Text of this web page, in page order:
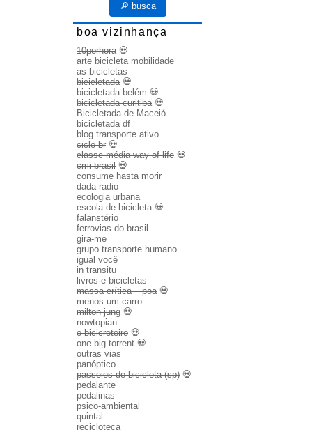
🔎 busca
boa vizinhança
10porhora💀
arte bicicleta mobilidade
as bicicletas
bicicletada💀
bicicletada belém 💀
bicicletada curitiba💀
Bicicletada de Maceió
bicicletada df
blog transporte ativo
ciclo br 💀
classe média way of life 💀
cmi brasil 💀
consume hasta morir
dada radio
ecologia urbana
escola de bicicleta💀
falanstério
ferrovias do brasil
gira-me
grupo transporte humano
igual você
in transitu
livros e bicicletas
massa crítica – poa💀
menos um carro
milton jung 💀
nowtopian
o bicicreteiro 💀
one big torrent 💀
outras vias
panóptico
passeios de bicicleta (sp) 💀
pedalante
pedalinas
psico-ambiental
quintal
recicloteca